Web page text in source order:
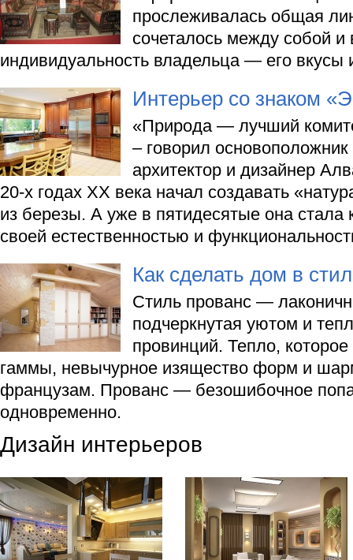
прослеживалась общая
сочеталось между собой
индивидуальность владельца — его вкусы
Интерьер со знаком
«Природа — лучший
– говорил
архитектор и дизайнер
20-х годах ХХ века начал создавать
из березы. А уже в пятидесятые она стала
своей естественностью и
Как сделать дом в
Стиль прованс —
подчеркнутая уютом и
провинций. Тепло,
гаммы, невычурное изящество форм и
французам. Прованс — безошибочное
одновременно.
Дизайн интерьеров